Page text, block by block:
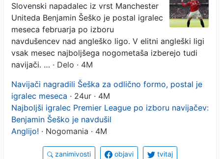
Slovenski napadalec iz vrst Manchester
Uniteda Benjamin Šeško je postal igralec
meseca februarja po izboru
navdušencev nad angleško ligo. V elitni angleški ligi
vsak mesec najboljšega nogometaša izberejo tudi
navijači. … · Delo · 4M
Navijači nagradili Šeška za odlično formo, postal je
igralec meseca · 24ur · 4M
Najboljši igralec Premier League po izboru navijačev:
Benjamin Šeško je navdušil
Anglijo! · Nogomania · 4M
zanimivosti objavi tvitaj